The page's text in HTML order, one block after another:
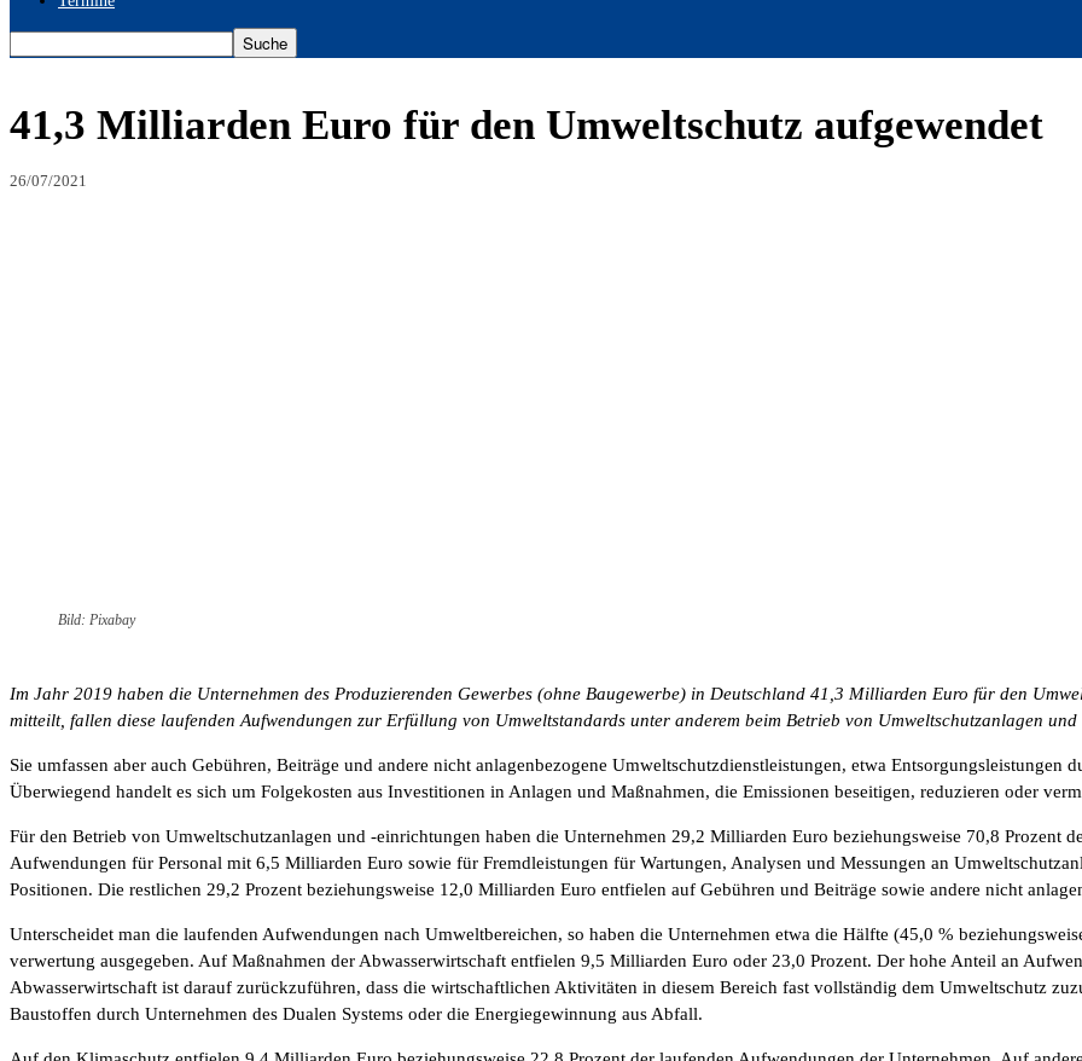
41,3 Milliarden Euro für den Umweltschutz aufgewendet
26/07/2021
Bild: Pixabay
Im Jahr 2019 haben die Unternehmen des Produzierenden Gewerbes (ohne Baugewerbe) in Deutschland 41,3 Milliarden Euro für den
mitteilt, fallen diese laufenden Aufwendungen zur Erfüllung von Umweltstandards unter anderem beim Betrieb von Umweltschutzanlagen
Sie umfassen aber auch Gebühren, Beiträge und andere nicht anlagenbezogene Umweltschutzdienstleistungen, etwa
Überwiegend handelt es sich um Folgekosten aus Investitionen in Anlagen und Maßnahmen, die Emissionen beseitigen, reduzieren oder
Für den Betrieb von Umweltschutzanlagen und -einrichtungen haben die Unternehmen 29,2 Milliarden Euro beziehungsweise 70,8 Prozent
Aufwendungen für Personal mit 6,5 Milliarden Euro sowie für Fremdleistungen für Wartungen, Analysen und Messungen an
Positionen. Die restlichen 29,2 Prozent beziehungsweise 12,0 Milliarden Euro entfielen auf Gebühren und Beiträge sowie andere nicht
Unterscheidet man die laufenden Aufwendungen nach Umweltbereichen, so haben die Unternehmen etwa die Hälfte (45,0 %
verwertung ausgegeben. Auf Maßnahmen der Abwasserwirtschaft entfielen 9,5 Milliarden Euro oder 23,0 Prozent. Der hohe Anteil an
Abwasserwirtschaft ist darauf zurückzuführen, dass die wirtschaftlichen Aktivitäten in diesem Bereich fast vollständig dem Umweltschutz
Baustoffen durch Unternehmen des Dualen Systems oder die Energiegewinnung aus Abfall.